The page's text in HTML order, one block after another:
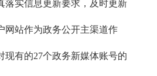
落实信息更新要求，及时更新
网站作为政务公开主渠道作
现有的27个政务新媒体账号的